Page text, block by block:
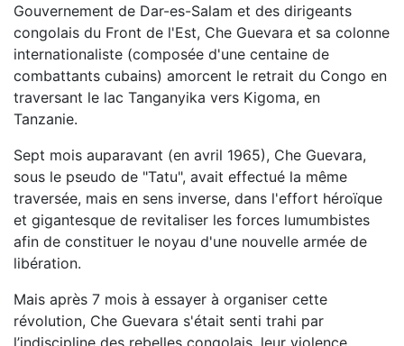
Gouvernement de Dar-es-Salam et des dirigeants
congolais du Front de l'Est, Che Guevara et sa colonne
internationaliste (composée d'une centaine de
combattants cubains) amorcent le retrait du Congo en
traversant le lac Tanganyika vers Kigoma, en
Tanzanie.
Sept mois auparavant (en avril 1965), Che Guevara,
sous le pseudo de "Tatu", avait effectué la même
traversée, mais en sens inverse, dans l'effort héroïque
et gigantesque de revitaliser les forces lumumbistes
afin de constituer le noyau d'une nouvelle armée de
libération.
Mais après 7 mois à essayer à organiser cette
révolution, Che Guevara s'était senti trahi par
l’indiscipline des rebelles congolais, leur violence